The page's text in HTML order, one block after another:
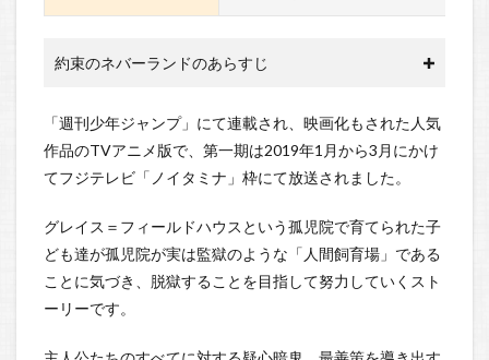
約束のネバーランドのあらすじ
「週刊少年ジャンプ」にて連載され、映画化もされた人気
作品のTVアニメ版で、第一期は2019年1月から3月にかけ
てフジテレビ「ノイタミナ」枠にて放送されました。
グレイス＝フィールドハウスという孤児院で育てられた子
ども達が孤児院が実は監獄のような「人間飼育場」である
ことに気づき、脱獄することを目指して努力していくスト
ーリーです。